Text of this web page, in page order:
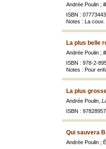
Andrée Poulin ;
ISBN :
Notes : La couv.
La plus belle
Andrée Poulin ;
ISBN : 978-2-
Notes : Pour
La plus
Andrée Poulin,
ISBN :
Qui sauvera
Andrée Poulin ;